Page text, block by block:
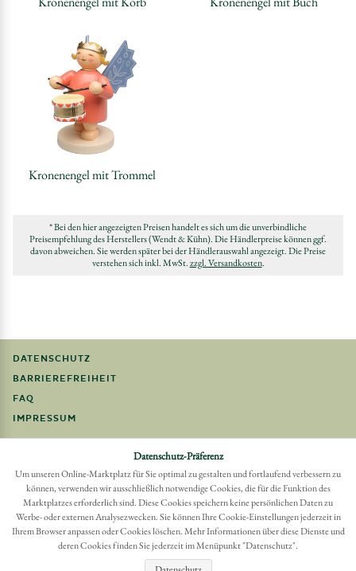
Kronenengel mit Trommel
* Bei den hier angezeigten Preisen handelt es sich um die unverbindliche
Preisempfehlung des Herstellers (Wendt & Kühn). Die Händlerpreise können ggf.
davon abweichen. Sie werden später bei der Händlerauswahl angezeigt. Die Preise
verstehen sich inkl. MwSt.zzgl. Versandkosten.
DATENSCHUTZ
BARRIEREFREIHEIT
FAQ
IMPRESSUM
Möchten Sie eine Bestellung widerrufen?
Hier Widerruf mit wenigen Klicks online erreichen
BESTELLUNG WIDERRUFEN
Datenschutz-Präferenz
Um unseren Online-Marktplatz für Sie optimal zu gestalten und fortlaufend verbessern zu
können, verwenden wir ausschließlich notwendige Cookies, die für die Funktion des
Marktplatzes erforderlich sind. Diese Cookies speichern keine persönlichen Daten zu
Werbe- oder externen Analysezwecken. Sie können Ihre Cookie-Einstellungen jederzeit in
Ihrem Browser anpassen oder Cookies löschen. Mehr Informationen über diese Dienste und
deren Cookies finden Sie jederzeit im Menüpunkt "Datenschutz".